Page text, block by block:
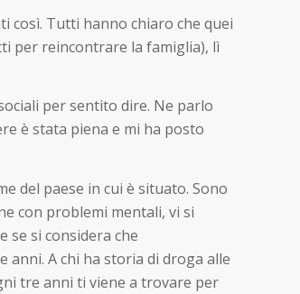
così. Tutti hanno chiaro che quei
per reincontrare la famiglia), lì
per sentito dire. Ne parlo
è stata piena e mi ha posto
del paese in cui è situato. Sono
con problemi mentali, vi si
se si considera che
anni. A chi ha storia di droga alle
tre anni ti viene a trovare per